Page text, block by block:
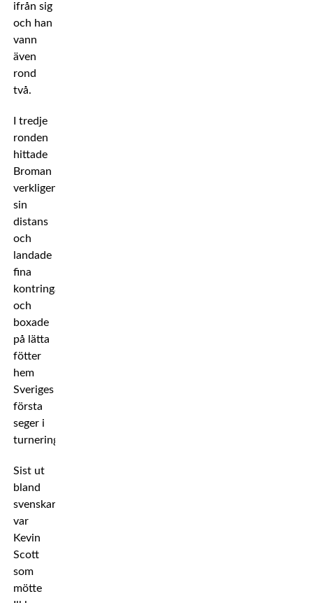
ifrån sig
och han
vann
även
rond
två.
I tredje
ronden
hittade
Broman
verkligen
sin
distans
och
landade
fina
kontringar
och
boxade
på lätta
fötter
hem
Sveriges
första
seger i
turneringen.
Sist ut
bland
svenskarna
var
Kevin
Scott
som
mötte